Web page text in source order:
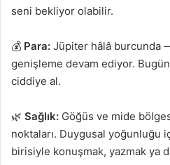
seni bekliyor olabilir.
💰 Para: Jüpiter hâlâ burcunda
genişleme devam ediyor.
ciddiye al.
🌿 Sağlık: Göğüs ve mide
noktaları. Duygusal
birisiyle konuşmak, yazmak ya